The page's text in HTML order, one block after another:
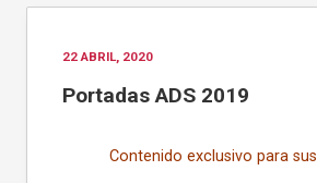
22 ABRIL, 2020
Portadas ADS 2019
Contenido exclusivo para